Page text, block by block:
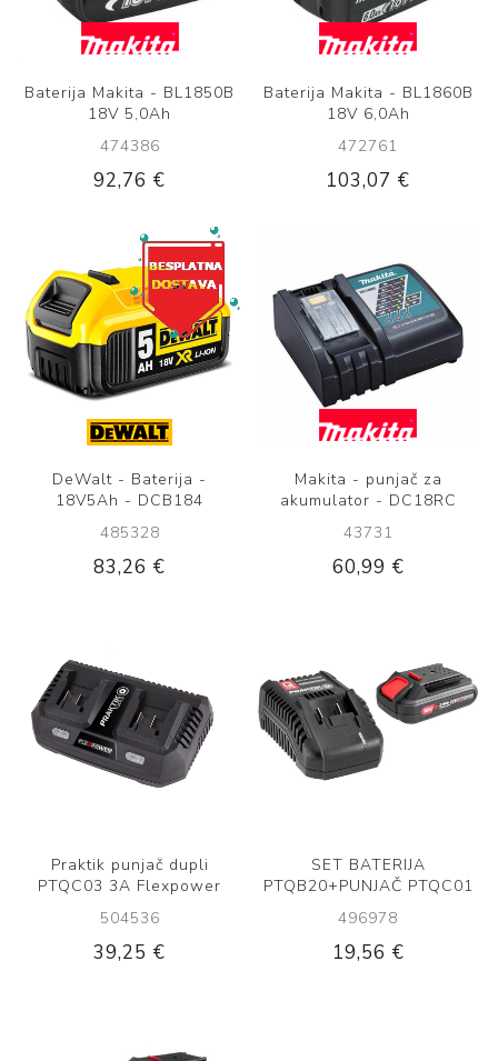
Baterija Makita - BL1850B
18V 5,0Ah
474386
92,76 €
Baterija Makita - BL1860B
18V 6,0Ah
472761
103,07 €
DeWalt - Baterija -
18V5Ah - DCB184
485328
83,26 €
Makita - punjač za
akumulator - DC18RC
43731
60,99 €
Praktik punjač dupli
PTQC03 3A Flexpower
504536
39,25 €
SET BATERIJA
PTQB20+PUNJAČ PTQC01
496978
19,56 €